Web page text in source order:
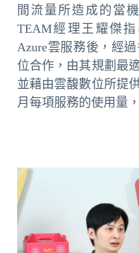
間流量所造成的當
TEAM經理王耀傑
Azure雲服務後，經
位合作，由其規劃最
並藉由雲馥數位所提
月每項服務的使用量